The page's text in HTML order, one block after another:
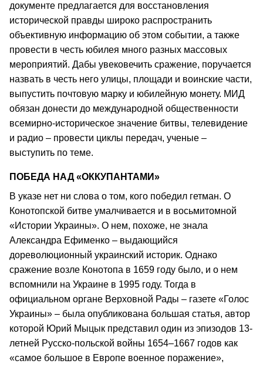
документе предлагается для восстановления
исторической правды широко распространить
объективную информацию об этом событии, а также
провести в честь юбилея много разных массовых
мероприятий. Дабы увековечить сражение, поручается
назвать в честь него улицы, площади и воинские части,
выпустить почтовую марку и юбилейную монету. МИД
обязан донести до международной общественности
всемирно-историческое значение битвы, телевидение
и радио – провести циклы передач, ученые –
выступить по теме.
ПОБЕДА НАД «ОККУПАНТАМИ»
В указе нет ни слова о том, кого победил гетман. О
Конотопской битве умалчивается и в восьмитомной
«Истории Украины». О нем, похоже, не знала
Александра Ефименко – выдающийся
дореволюционный украинский историк. Однако
сражение возле Конотопа в 1659 году было, и о нем
вспомнили на Украине в 1995 году. Тогда в
официальном органе Верховной Рады – газете «Голос
Украины» – была опубликована большая статья, автор
которой Юрий Мыцык представил один из эпизодов 13-
летней Русско-польской войны 1654–1667 годов как
«самое большое в Европе военное поражение»,